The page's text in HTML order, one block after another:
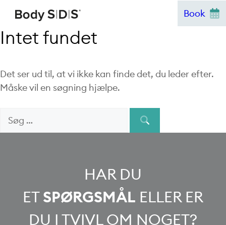
indhold
Book
Intet fundet
Det ser ud til, at vi ikke kan finde det, du leder efter.
Måske vil en søgning hjælpe.
Søg
efter:
HAR DU
ETSPØRGSMÅL ELLER ER
DU I TVIVL OM NOGET?